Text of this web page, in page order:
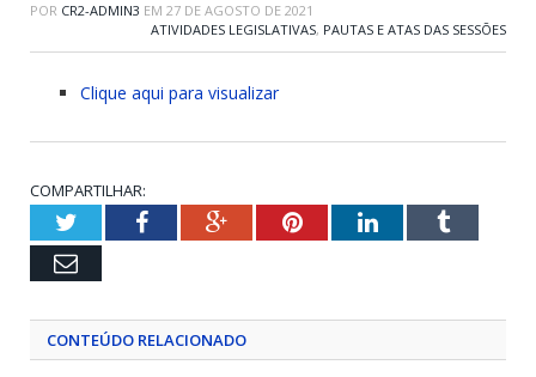
POR CR2-ADMIN3 EM 27 DE AGOSTO DE 2021
ATIVIDADES LEGISLATIVAS, PAUTAS E ATAS DAS SESSÕES
Clique aqui para visualizar
COMPARTILHAR:
TwitterFacebookGoogle+PinterestLinkedInTumblr
Email
CONTEÚDO RELACIONADO